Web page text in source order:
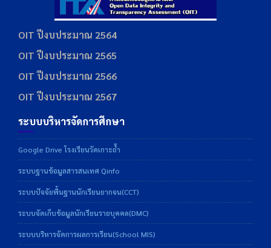
OIT ปีงบประมาณ 2564
OIT ปีงบประมาณ 2565
OIT ปีงบประมาณ 2566
OIT ปีงบประมาณ 2567
ระบบบริหารจัดการศึกษา
Google Drive โรงเรียนวัดเกาะถ้ำ
ระบบฐานข้อมูลสารสนเทศ Qinfo
ระบบปัจจัยพื้นฐานนักเรียนยากจน(CCT)
ระบบจัดเก็บข้อมูลนักเรียนรายบุคคล(DMC)
ระบบบริหารจัดการผลการเรียน(School MIS)